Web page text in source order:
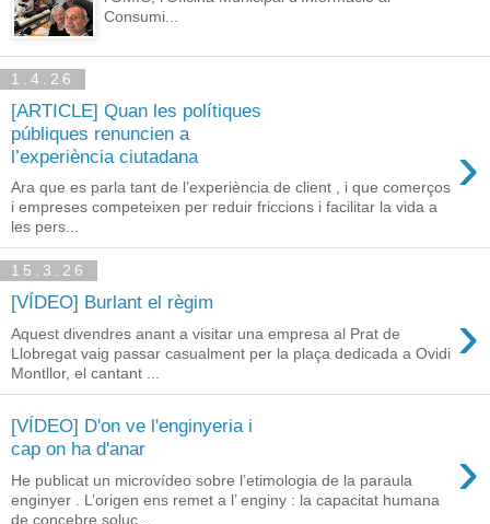
Consumi...
1.4.26
[ARTICLE] Quan les polítiques
públiques renuncien a
l’experiència ciutadana
›
Ara que es parla tant de l’experiència de client , i que comerços
i empreses competeixen per reduir friccions i facilitar la vida a
les pers...
15.3.26
[VÍDEO] Burlant el règim ›
Aquest divendres anant a visitar una empresa al Prat de
Llobregat vaig passar casualment per la plaça dedicada a Ovidi
Montllor, el cantant ...
[VÍDEO] D'on ve l'enginyeria i
cap on ha d'anar
›
He publicat un microvídeo sobre l’etimologia de la paraula
enginyer . L’origen ens remet a l’ enginy : la capacitat humana
de concebre soluc...